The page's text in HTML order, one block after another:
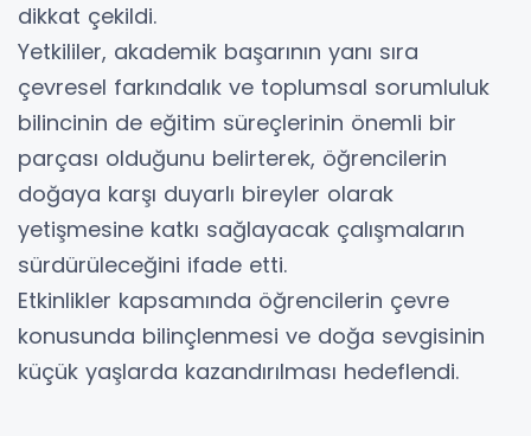
dikkat çekildi.
Yetkililer, akademik başarının yanı sıra
çevresel farkındalık ve toplumsal sorumluluk
bilincinin de eğitim süreçlerinin önemli bir
parçası olduğunu belirterek, öğrencilerin
doğaya karşı duyarlı bireyler olarak
yetişmesine katkı sağlayacak çalışmaların
sürdürüleceğini ifade etti.
Etkinlikler kapsamında öğrencilerin çevre
konusunda bilinçlenmesi ve doğa sevgisinin
küçük yaşlarda kazandırılması hedeflendi.